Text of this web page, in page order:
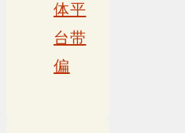
体平
台带
偏